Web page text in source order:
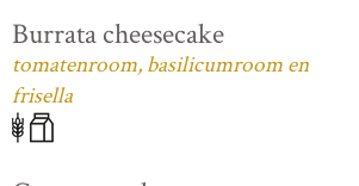
Burrata cheesecake
tomatenroom, basilicumroom en
frisella